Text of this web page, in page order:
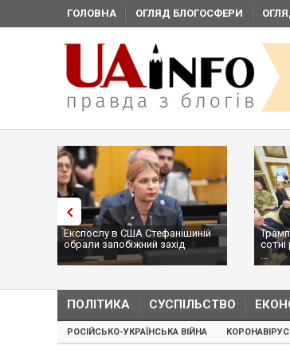
ГОЛОВНА ОГЛЯД БЛОГОСФЕРИ
Експослу в США Стефанішиній
обрали запобіжний захід
Трамп
...
ПОЛІТИКА СУСПІЛЬСТВО
РОСІЙСЬКО-УКРАЇНСЬКА ВІЙНА КОРОНАВІРУС